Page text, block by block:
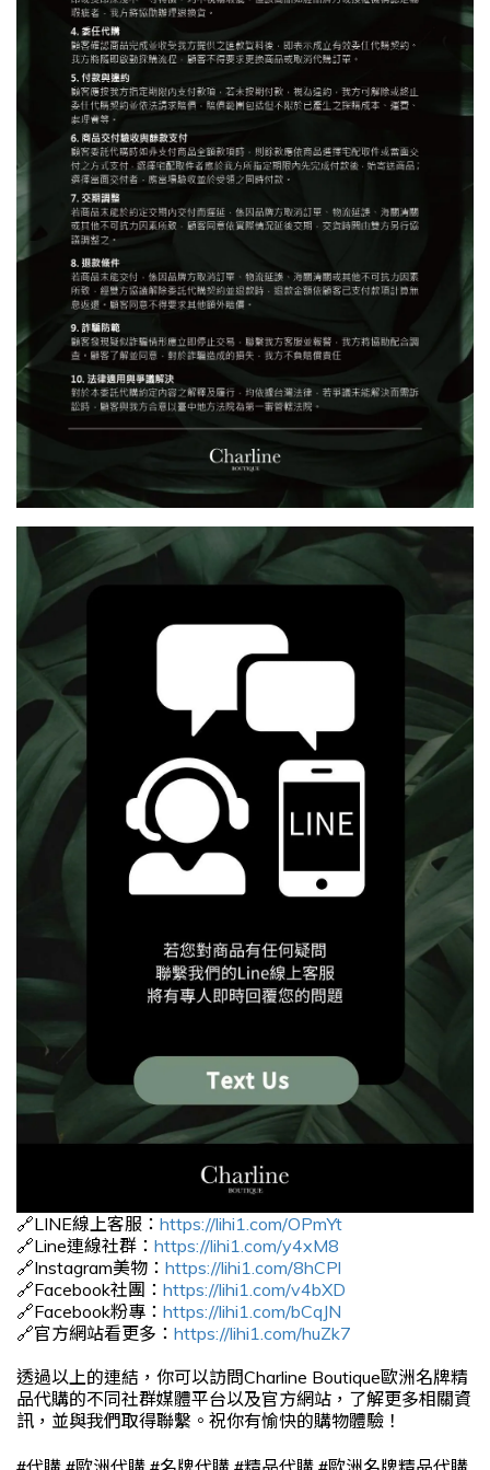
🔗LINE線上客服： https://lihi1.com/OPmYt
🔗Line連線社群： https://lihi1.com/y4xM8
🔗Instagram美物： https://lihi1.com/8hCPl
🔗Facebook社團： https://lihi1.com/v4bXD
🔗Facebook粉專： https://lihi1.com/bCqJN
🔗官方網站看更多： https://lihi1.com/huZk7
透過以上的連結，你可以訪問Charline Boutique歐洲名牌精
品代購的不同社群媒體平台以及官方網站，了解更多相關資
訊，並與我們取得聯繫。祝你有愉快的購物體驗！